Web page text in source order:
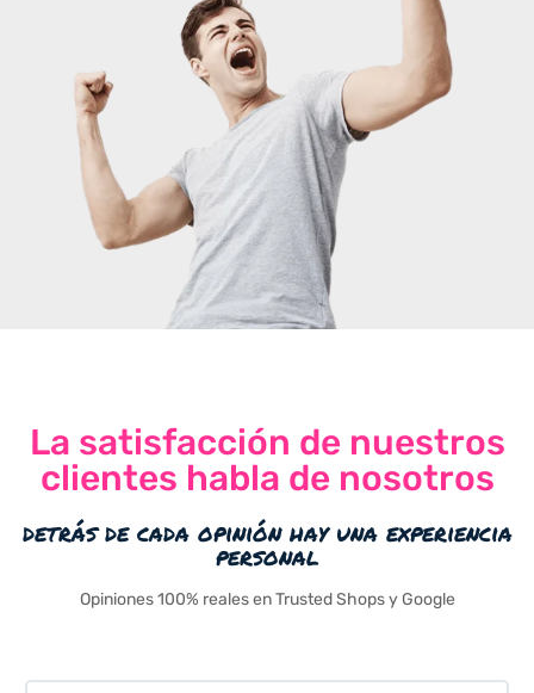
La satisfacción de nuestros
clientes habla de nosotros
detrás de cada opinión hay una experiencia
personal
Opiniones 100% reales en Trusted Shops y Google